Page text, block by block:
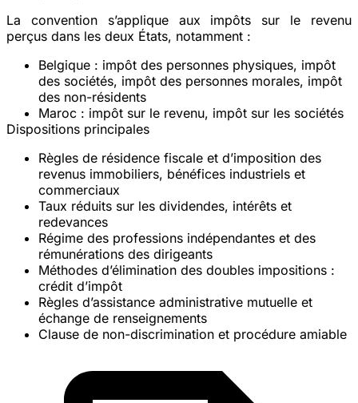
La convention s’applique aux impôts sur le revenu
perçus dans les deux États, notamment :
Belgique : impôt des personnes physiques, impôt
des sociétés, impôt des personnes morales, impôt
des non-résidents
Maroc : impôt sur le revenu, impôt sur les sociétés
Dispositions principales
Règles de résidence fiscale et d’imposition des
revenus immobiliers, bénéfices industriels et
commerciaux
Taux réduits sur les dividendes, intérêts et
redevances
Régime des professions indépendantes et des
rémunérations des dirigeants
Méthodes d’élimination des doubles impositions :
crédit d’impôt
Règles d’assistance administrative mutuelle et
échange de renseignements
Clause de non-discrimination et procédure amiable